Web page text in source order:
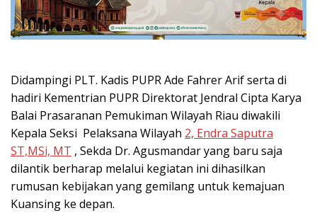
Didampingi PLT. Kadis PUPR Ade Fahrer Arif serta di
hadiri Kementrian PUPR Direktorat Jendral Cipta Karya
Balai Prasaranan Pemukiman Wilayah Riau diwakili
Kepala Seksi Pelaksana Wilayah 2, Endra Saputra
ST,MSi, MT , Sekda Dr. Agusmandar yang baru saja
dilantik berharap melalui kegiatan ini dihasilkan
rumusan kebijakan yang gemilang untuk kemajuan
Kuansing ke depan.